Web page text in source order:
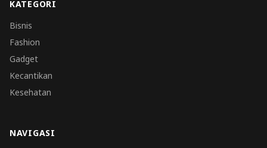
KATEGORI
Bisnis
Fashion
Gadget
Kecantikan
Kesehatan
NAVIGASI